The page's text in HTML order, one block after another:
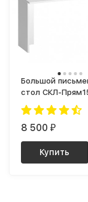
Большой
стол СКЛ-
тумбы) ЛДСП
8 500₽
Купить